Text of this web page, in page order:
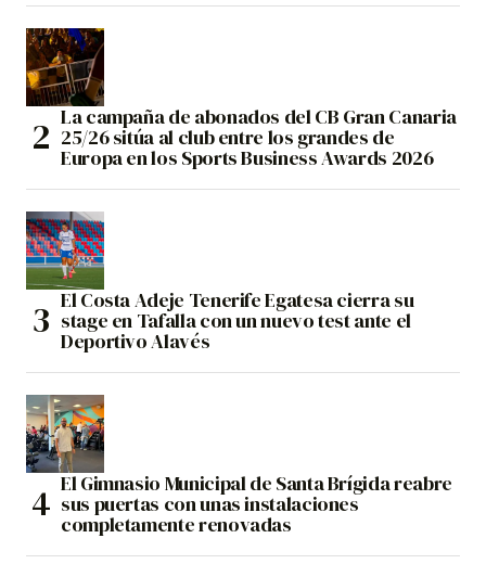
La campaña de abonados del CB Gran Canaria
25/26 sitúa al club entre los grandes de
Europa en los Sports Business Awards 2026
El Costa Adeje Tenerife Egatesa cierra su
stage en Tafalla con un nuevo test ante el
Deportivo Alavés
El Gimnasio Municipal de Santa Brígida reabre
sus puertas con unas instalaciones
completamente renovadas